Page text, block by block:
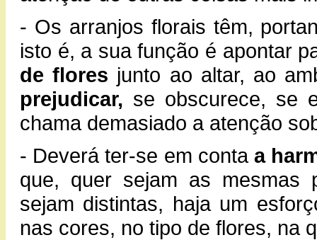
- Os arranjos florais têm,
isto é, a sua função é apontar
de flores junto ao altar, ao
prejudicar, se obscurece, se
chama demasiado a atenção
- Deverá ter-se em conta a
que, quer sejam as mesmas
sejam distintas, haja um
nas cores, no tipo de flores, na